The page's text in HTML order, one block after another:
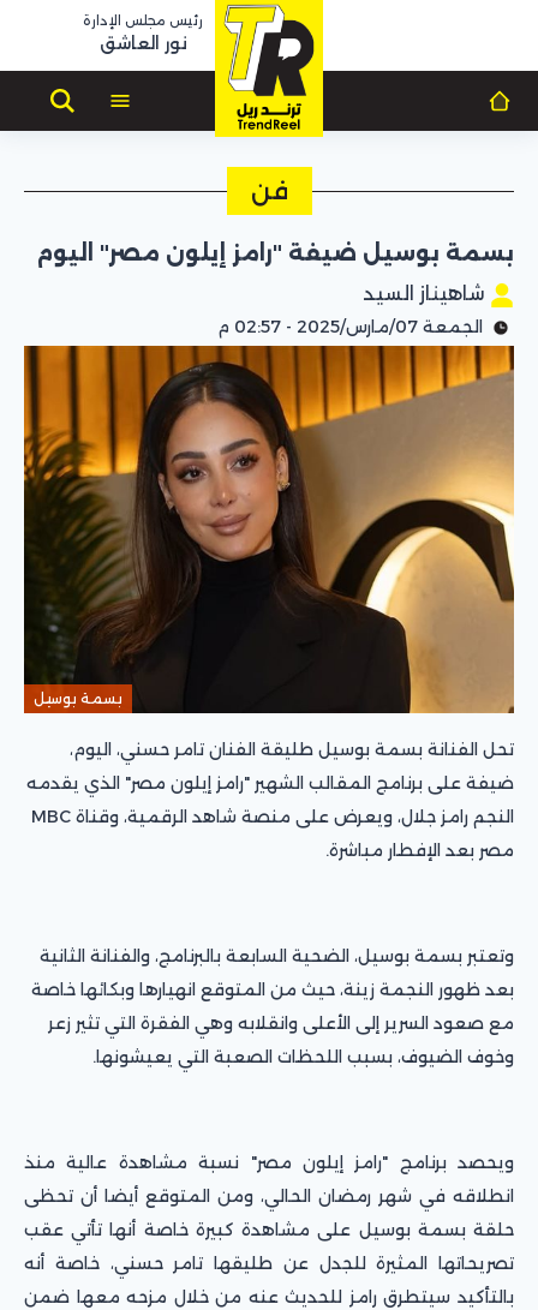
رئيس مجلس الإدارة
نور العاشق
فن
بسمة بوسيل ضيفة "رامز إيلون مصر" اليوم
شاهيناز السيد
الجمعة 07/مارس/2025 - 02:57 م
بسمة بوسيل
تحل الفنانة بسمة بوسيل طليقة الفنان تامر حسني، اليوم،
ضيفة على برنامج المقالب الشهير "رامز إيلون مصر" الذي يقدمه
النجم رامز جلال، ويعرض على منصة شاهد الرقمية، وقناة MBC
مصر بعد الإفطار مباشرة.
وتعتبر بسمة بوسيل، الضحية السابعة بالبرنامج، والفنانة الثانية
بعد ظهور النجمة زينة، حيث من المتوقع انهيارها وبكائها خاصة
مع صعود السرير إلى الأعلى وانقلابه وهي الفقرة التي تثير زعر
وخوف الضيوف، بسبب اللحظات الصعبة التي يعيشونها.
ويحصد برنامج "رامز إيلون مصر" نسبة مشاهدة عالية منذ
انطلاقه في شهر رمضان الحالي، ومن المتوقع أيضا أن تحظى
حلقة بسمة بوسيل على مشاهدة كبيرة خاصة أنها تأتي عقب
تصريحاتها المثيرة للجدل عن طليقها تامر حسني، خاصة أنه
بالتأكيد سيتطرق رامز للحديث عنه من خلال مزحه معها ضمن